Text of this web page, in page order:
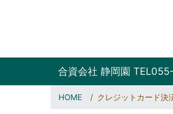
合資会社 静岡園
HOME クレジットカード決